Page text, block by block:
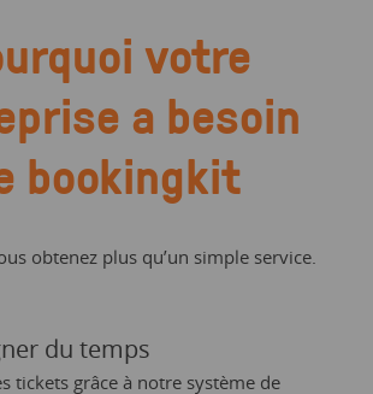
votre
a besoin
bookingkit
obtenez plus qu’un simple service.
du temps
tickets grâce à notre système de